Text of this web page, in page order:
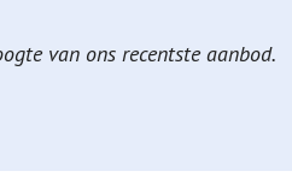
van ons recentste aanbod.